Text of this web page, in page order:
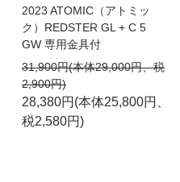
2023 ATOMIC（アトミッ
ク）REDSTER GL + C 5
GW 専用金具付
31,900円(本体29,000円、税
2,900円)
28,380円(本体25,800円、
税2,580円)